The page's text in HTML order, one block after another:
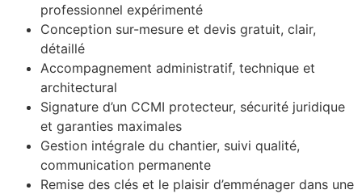
professionnel expérimenté
Conception sur-mesure et devis gratuit, clair,
détaillé
Accompagnement administratif, technique et
architectural
Signature d’un CCMI protecteur, sécurité juridique
et garanties maximales
Gestion intégrale du chantier, suivi qualité,
communication permanente
Remise des clés et le plaisir d’emménager dans une